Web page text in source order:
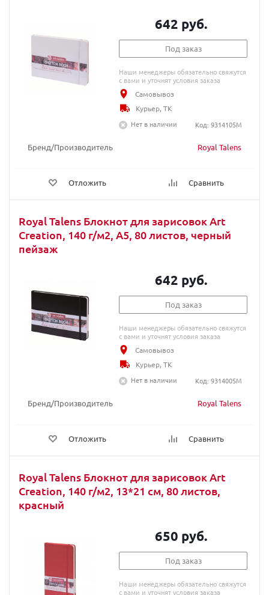
Бренд/Производитель Royal Talens
Отложить Сравнить
642 руб.
Под заказ
Наши менеджеры обязательно свяжутся
с вами и уточнят условия заказа
Самовывоз
Курьер, ТК
Нет в наличии
Код: 9314105M
Royal Talens Блокнот для зарисовок Art
Creation, 140 г/м2, A5, 80 листов, черный
пейзаж
Бренд/Производитель Royal Talens
Отложить Сравнить
642 руб.
Под заказ
Наши менеджеры обязательно свяжутся
с вами и уточнят условия заказа
Самовывоз
Курьер, ТК
Нет в наличии
Код: 9314005M
Royal Talens Блокнот для зарисовок Art
Creation, 140 г/м2, 13*21 см, 80 листов,
красный
650 руб.
Под заказ
Наши менеджеры обязательно свяжутся
с вами и уточнят условия заказа